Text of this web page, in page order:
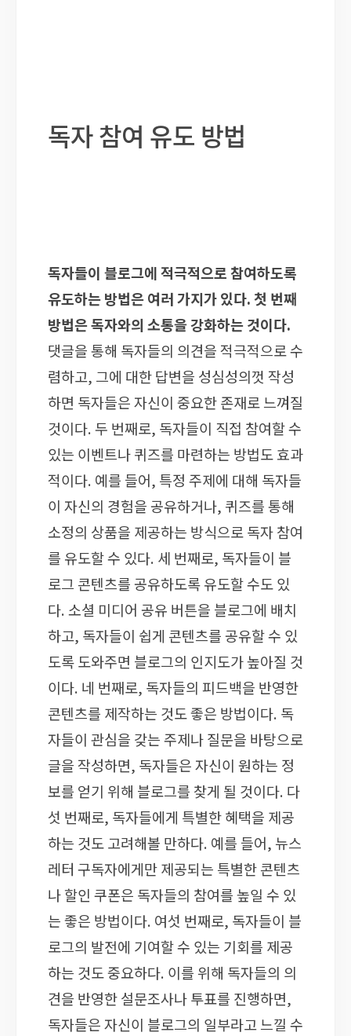
독자 참여 유도 방법
독자들이 블로그에 적극적으로 참여하도록
유도하는 방법은 여러 가지가 있다. 첫 번째
방법은 독자와의 소통을 강화하는 것이다.
댓글을 통해 독자들의 의견을 적극적으로 수
렴하고, 그에 대한 답변을 성심성의껏 작성
하면 독자들은 자신이 중요한 존재로 느껴질
것이다. 두 번째로, 독자들이 직접 참여할 수
있는 이벤트나 퀴즈를 마련하는 방법도 효과
적이다. 예를 들어, 특정 주제에 대해 독자들
이 자신의 경험을 공유하거나, 퀴즈를 통해
소정의 상품을 제공하는 방식으로 독자 참여
를 유도할 수 있다. 세 번째로, 독자들이 블
로그 콘텐츠를 공유하도록 유도할 수도 있
다. 소셜 미디어 공유 버튼을 블로그에 배치
하고, 독자들이 쉽게 콘텐츠를 공유할 수 있
도록 도와주면 블로그의 인지도가 높아질 것
이다. 네 번째로, 독자들의 피드백을 반영한
콘텐츠를 제작하는 것도 좋은 방법이다. 독
자들이 관심을 갖는 주제나 질문을 바탕으로
글을 작성하면, 독자들은 자신이 원하는 정
보를 얻기 위해 블로그를 찾게 될 것이다. 다
섯 번째로, 독자들에게 특별한 혜택을 제공
하는 것도 고려해볼 만하다. 예를 들어, 뉴스
레터 구독자에게만 제공되는 특별한 콘텐츠
나 할인 쿠폰은 독자들의 참여를 높일 수 있
는 좋은 방법이다. 여섯 번째로, 독자들이 블
로그의 발전에 기여할 수 있는 기회를 제공
하는 것도 중요하다. 이를 위해 독자들의 의
견을 반영한 설문조사나 투표를 진행하면,
독자들은 자신이 블로그의 일부라고 느낄 수